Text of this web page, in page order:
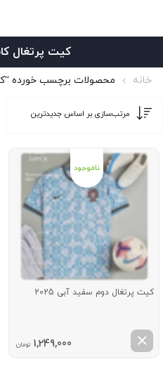
کیت پرتغال
خانه محصولات برچسب خورده “کیت
کیت پرتغال دوم سفید آبی 2025
1,249,000 تومان